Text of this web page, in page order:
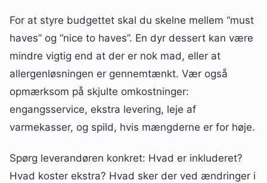
For at styre budgettet skal du skelne mellem “must
haves” og “nice to haves”. En dyr dessert kan være
mindre vigtig end at der er nok mad, eller at
allergenløsningen er gennemtænkt. Vær også
opmærksom på skjulte omkostninger:
engangsservice, ekstra levering, leje af
varmekasser, og spild, hvis mængderne er for høje.
Spørg leverandøren konkret: Hvad er inkluderet?
Hvad koster ekstra? Hvad sker der ved ændringer i